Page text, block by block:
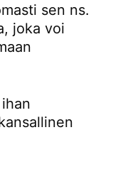
sen ns.
joka voi